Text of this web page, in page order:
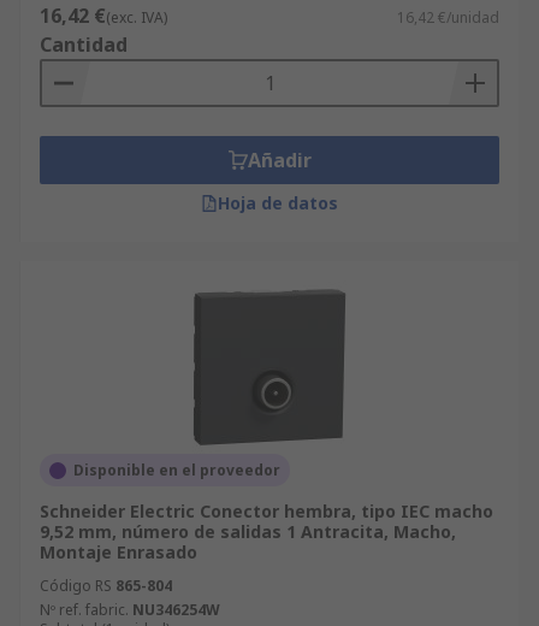
16,42 €(exc. IVA) 16,42 €/unidad
Cantidad
Añadir
Hoja de datos
Disponible en el proveedor
Schneider Electric Conector hembra, tipo IEC macho
9,52 mm, número de salidas 1 Antracita, Macho,
Montaje Enrasado
Código RS 865-804
Nº ref. fabric. NU346254W